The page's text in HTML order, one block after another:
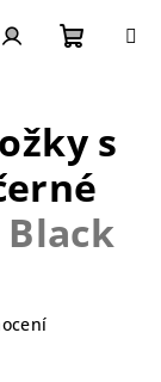
košík
s
Black